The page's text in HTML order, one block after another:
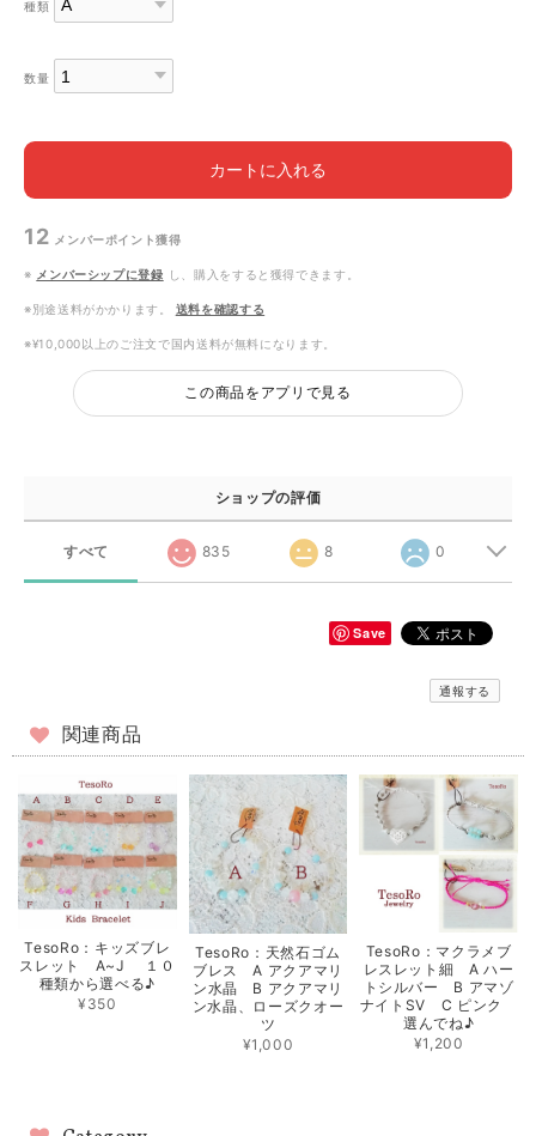
種類
数量
カートに入れる
12 メンバーポイント獲得
※ メンバーシップに登録 し、購入をすると獲得できます。
※別途送料がかかります。 送料を確認する
※¥10,000以上のご注文で国内送料が無料になります。
この商品をアプリで見る
ショップの評価
すべて 835 8 0
Save
通報する
関連商品
TesoRo：キッズブレ
スレット A~J １０
種類から選べる♪
¥350
TesoRo：天然石ゴム
ブレス A アクアマリ
ン水晶 B アクアマリ
ン水晶、ローズクオー
ツ
¥1,000
TesoRo：マクラメブ
レスレット細 A ハー
トシルバー B アマゾ
ナイトSV C ピンク
選んでね♪
¥1,200